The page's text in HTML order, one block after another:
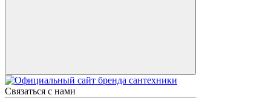
Связаться с нами